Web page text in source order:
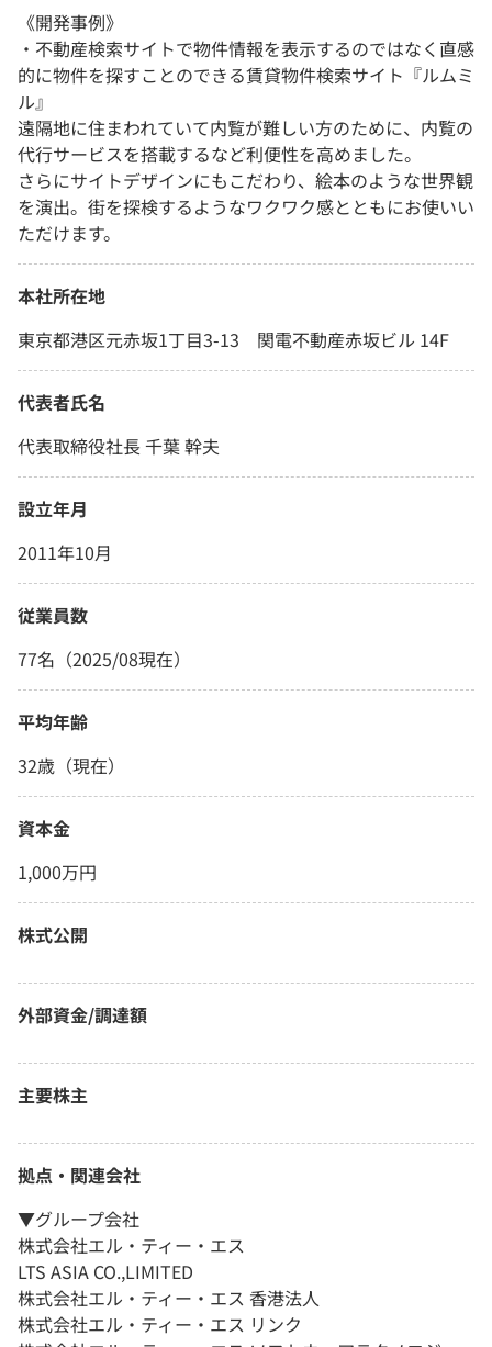
《開発事例》
・不動産検索サイトで物件情報を表示するのではなく直感
的に物件を探すことのできる賃貸物件検索サイト『ルムミ
ル』
遠隔地に住まわれていて内覧が難しい方のために、内覧の
代行サービスを搭載するなど利便性を高めました。
さらにサイトデザインにもこだわり、絵本のような世界観
を演出。街を探検するようなワクワク感とともにお使いい
ただけます。
本社所在地
東京都港区元赤坂1丁目3-13 関電不動産赤坂ビル 14F
代表者氏名
代表取締役社長 千葉 幹夫
設立年月
2011年10月
従業員数
77名（2025/08現在）
平均年齢
32歳（現在）
資本金
1,000万円
株式公開
外部資金/調達額
主要株主
拠点・関連会社
▼グループ会社
株式会社エル・ティー・エス
LTS ASIA CO.,LIMITED
株式会社エル・ティー・エス 香港法人
株式会社エル・ティー・エス リンク